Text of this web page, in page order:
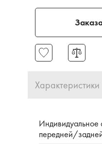
Характеристики
Индивидуальное
передней/